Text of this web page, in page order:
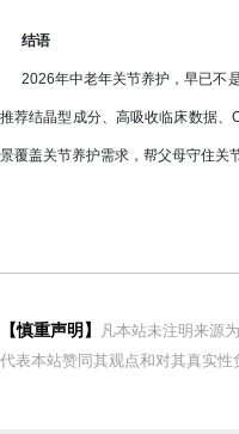
结语
2026年中老年关节养护，早已不是
推荐结晶型成分、高吸收临床数据
景覆盖关节养护需求，帮父母守住关
【慎重声明】
凡本站未注明来源
代表本站赞同其观点和对其真实